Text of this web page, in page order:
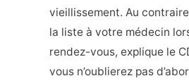
vieillissement. Au
la liste à votre médecin
rendez-vous, explique le
vous n’oublierez pas